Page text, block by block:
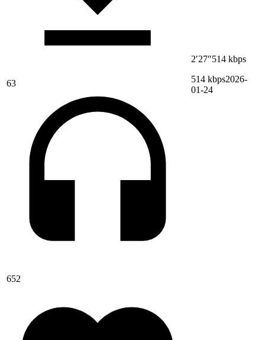
63
652
2′27″514 kbps
514 kbps2026-
01-24